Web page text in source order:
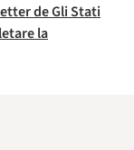
de Gli Stati
la